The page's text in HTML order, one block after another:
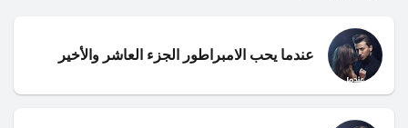
عندما يحب الامبراطور الجزء العاشر والأخير